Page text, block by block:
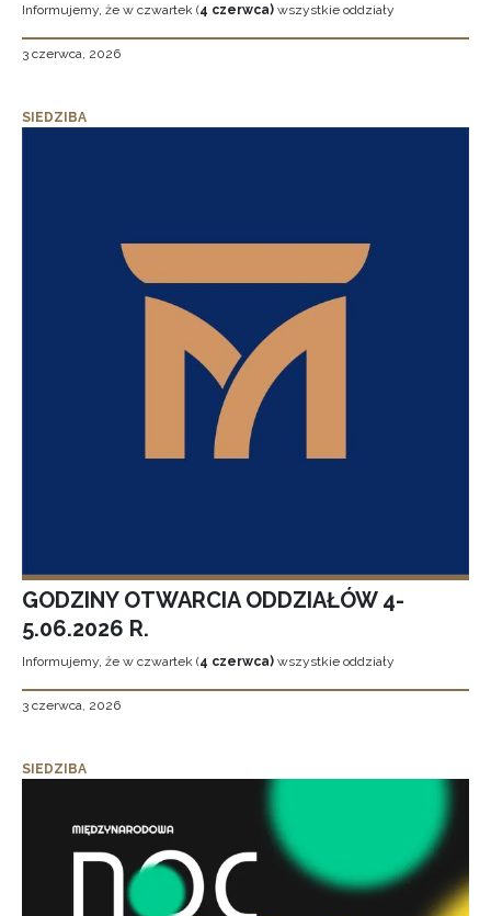
Informujemy, że w czwartek (4 czerwca) wszystkie oddziały
3 czerwca, 2026
SIEDZIBA
GODZINY OTWARCIA ODDZIAŁÓW 4-
5.06.2026 R.
Informujemy, że w czwartek (4 czerwca) wszystkie oddziały
3 czerwca, 2026
SIEDZIBA